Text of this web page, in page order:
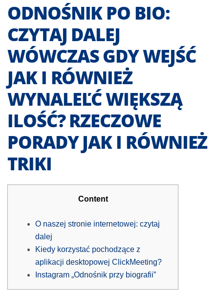
ODNOŚNIK PO BIO:
CZYTAJ DALEJ
WÓWCZAS GDY WEJŚĆ
JAK I RÓWNIEŻ
WYNALEĽĆ WIĘKSZĄ
ILOŚĆ? RZECZOWE
PORADY JAK I RÓWNIEŻ
TRIKI
Content
O naszej stronie internetowej: czytaj
dalej
Kiedy korzystać pochodzące z
aplikacji desktopowej ClickMeeting?
Instagram „Odnośnik przy biografii”